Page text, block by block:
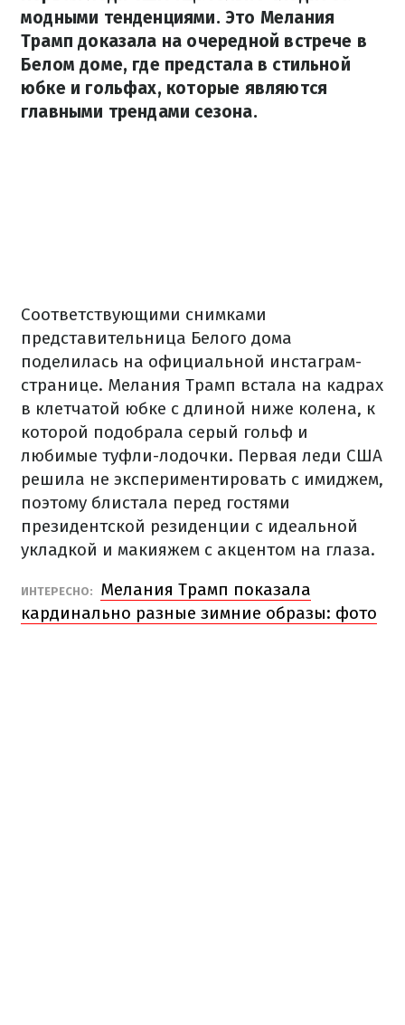
модными тенденциями. Это Мелания
Трамп доказала на очередной встрече в
Белом доме, где предстала в стильной
юбке и гольфах, которые являются
главными трендами сезона.
Соответствующими снимками
представительница Белого дома
поделилась на официальной инстаграм-
странице. Мелания Трамп встала на кадрах
в клетчатой юбке с длиной ниже колена, к
которой подобрала серый гольф и
любимые туфли-лодочки. Первая леди США
решила не экспериментировать с имиджем,
поэтому блистала перед гостями
президентской резиденции с идеальной
укладкой и макияжем с акцентом на глаза.
ИНТЕРЕСНО:
Мелания Трамп показала
кардинально разные зимние образы: фото